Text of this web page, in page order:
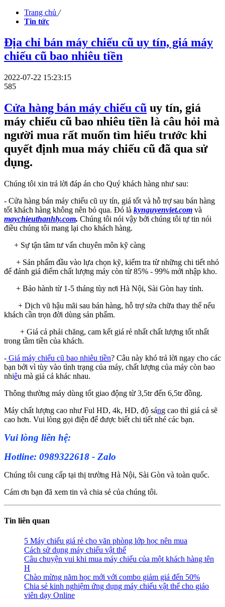
Trang chủ /
Tin tức
Địa chỉ bán máy chiếu cũ uy tín, giá máy
chiếu cũ bao nhiêu tiền
2022-07-22 15:23:15
585
Cửa hàng bán máy chiếu cũ uy tín, giá
máy chiếu cũ bao nhiêu tiền là câu hỏi mà
người mua rất muốn tìm hiểu trước khi
quyết định mua máy chiếu cũ đã qua sử
dụng.
Chúng tôi xin trả lời đáp án cho Quý khách hàng như sau:
- Cửa hàng bán máy chiếu cũ uy tín, giá tốt và hỗ trợ sau bán hàng
tốt khách hàng không nên bỏ qua. Đó là kynguyenviet.com và
maychieuthanhly.com. Chúng tôi nói vậy bởi chúng tôi tự tin nói
điều chúng tôi mang lại cho khách hàng.
+ Sự tận tâm tư vấn chuyên môn kỹ càng
+ Sản phẩm đầu vào lựa chọn kỹ, kiểm tra từ những chi tiết nhỏ
để đánh giá điểm chất lượng máy còn từ 85% - 99% mới nhập kho.
+ Bảo hành từ 1-5 tháng tùy nơi Hà Nội, Sài Gòn hay tỉnh.
+ Dịch vũ hậu mãi sau bán hàng, hỗ trợ sửa chữa thay thế nếu
khách cần trọn đời dùng sản phẩm.
+ Giá cả phải chăng, cam kết giá rẻ nhất chất lượng tốt nhất
trong tầm tiền của khách.
- Giá máy chiếu cũ bao nhiêu tiền? Câu này khó trả lời ngay cho các
bạn bởi vì tùy vào tình trạng của máy, chất lượng của máy còn bao
nhiêu mà giá cả khác nhau.
Thông thường máy dùng tốt giao động từ 3,5tr đến 6,5tr đồng.
Máy chất lượng cao như Ful HD, 4k, HD, độ sáng cao thì giá cả sẽ
cao hơn. Vui lòng gọi điện để được biết chi tiết nhé các bạn.
Vui lòng liên hệ:
Hotline: 0989322618 - Zalo
Chúng tôi cung cấp tại thị trường Hà Nội, Sài Gòn và toàn quốc.
Cám ơn bạn đã xem tin và chia sẻ của chúng tôi.
Tin liên quan
5 Máy chiếu giá rẻ cho văn phòng lớp học nên mua
Cách sử dụng máy chiếu vật thể
Câu chuyện vui khi mua máy chiếu của một khách hàng tên
H
Chào mừng năm học mới với combo giảm giá đến 50%
Chia sẻ kinh nghiệm ứng dụng máy chiếu vật thể cho giáo
viên dạy Online